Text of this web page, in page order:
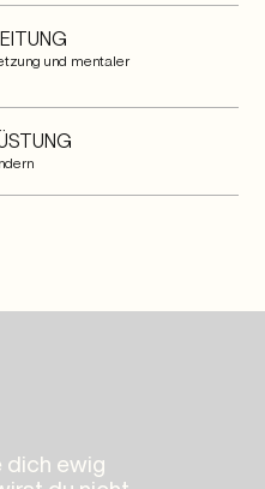
und mentaler
dich ewig